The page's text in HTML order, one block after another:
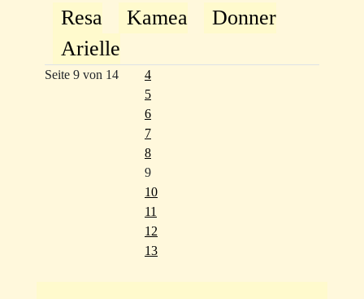
Resa Kamea
Donner
Arielle
Seite 9 von 14
4
5
6
7
8
9
10
11
12
13